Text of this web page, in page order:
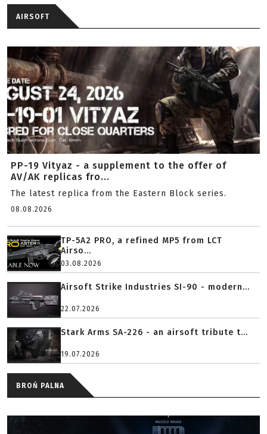
AIRSOFT
PP-19 Vityaz - a supplement to the offer of
AV/AK replicas fro...
The latest replica from the Eastern Block series.
08.08.2026
TP-5A2 PRO, a refined MP5 from LCT
Airso...
03.08.2026
Airsoft Strike Industries SI-90 - modern...
22.07.2026
Stark Arms SA-226 - an airsoft tribute t...
19.07.2026
BROŃ PALNA